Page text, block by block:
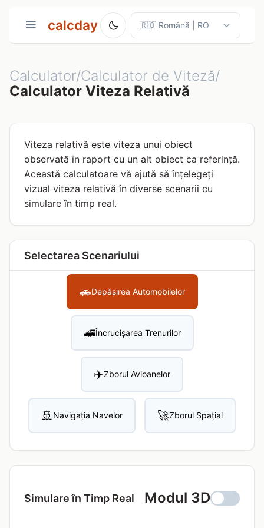
calcday
Calculator/Calculator de Viteză/
Calculator Viteza Relativă
Viteza relativă este viteza unui obiect
observată în raport cu un alt obiect ca referință.
Această calculatoare vă ajută să înțelegeți
vizual viteza relativă în diverse scenarii cu
simulare în timp real.
Selectarea Scenariului
🚗Depășirea Automobilelor
🚄Încrucișarea Trenurilor
✈️Zborul Avioanelor
🚢Navigația Navelor 🚀Zborul Spațial
Simulare în Timp Real Modul 3D